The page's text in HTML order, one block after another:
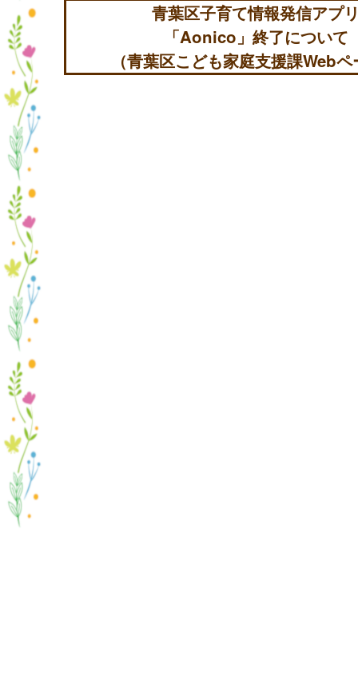
青葉区子育て情報発信アプ
「Aonico」終了について
（青葉区こども家庭支援課Web